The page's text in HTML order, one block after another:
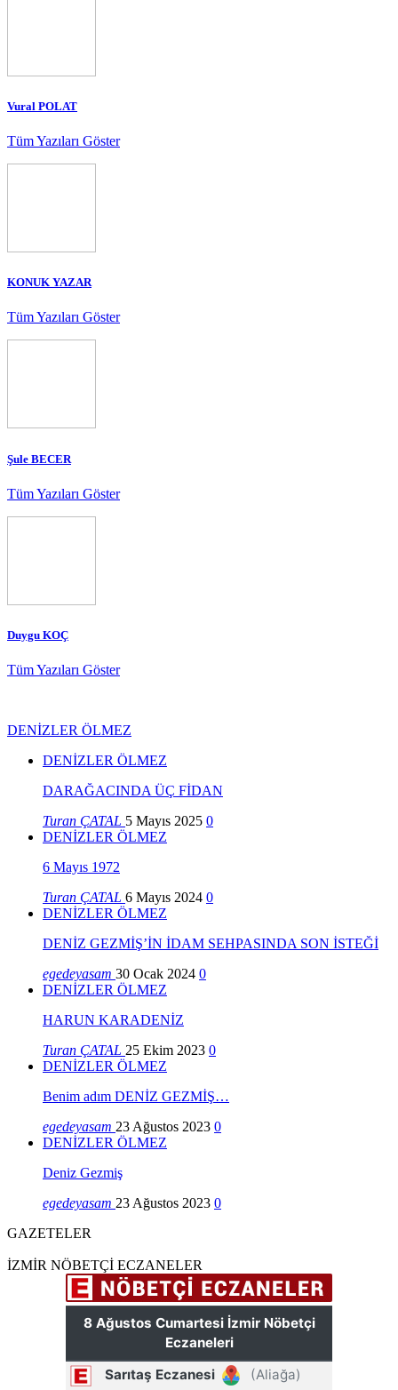
Vural POLAT
Tüm Yazıları Göster
KONUK YAZAR
Tüm Yazıları Göster
Şule BECER
Tüm Yazıları Göster
Duygu KOÇ
Tüm Yazıları Göster
DENİZLER ÖLMEZ
DENİZLER ÖLMEZ
DARAĞACINDA ÜÇ FİDAN
Turan ÇATAL 5 Mayıs 2025 0
DENİZLER ÖLMEZ
6 Mayıs 1972
Turan ÇATAL 6 Mayıs 2024 0
DENİZLER ÖLMEZ
DENİZ GEZMİŞ’İN İDAM SEHPASINDA SON İSTEĞİ
egedeyasam 30 Ocak 2024 0
DENİZLER ÖLMEZ
HARUN KARADENİZ
Turan ÇATAL 25 Ekim 2023 0
DENİZLER ÖLMEZ
Benim adım DENİZ GEZMİŞ…
egedeyasam 23 Ağustos 2023 0
DENİZLER ÖLMEZ
Deniz Gezmiş
egedeyasam 23 Ağustos 2023 0
GAZETELER
İZMİR NÖBETÇİ ECZANELER